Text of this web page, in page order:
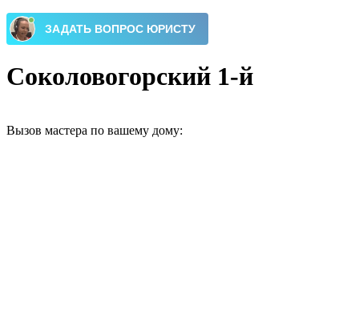
Соколовогорский 1-й
Вызов мастера по вашему дому: